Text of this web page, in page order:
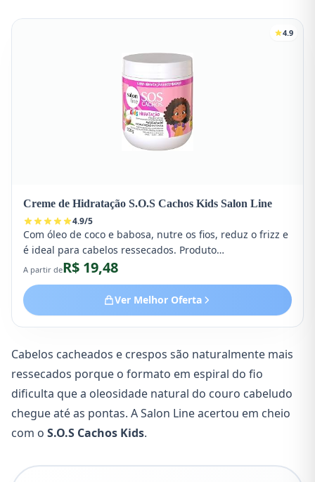
4.9
Creme de Hidratação S.O.S Cachos Kids Salon Line
4.9/5
Com óleo de coco e babosa, nutre os fios, reduz o frizz e
é ideal para cabelos ressecados. Produto
dermatologicamente testado.
A partir deR$ 19,48
Ver Melhor Oferta
Cabelos cacheados e crespos são naturalmente mais
ressecados porque o formato em espiral do fio
dificulta que a oleosidade natural do couro cabeludo
chegue até as pontas. A Salon Line acertou em cheio
com o S.O.S Cachos Kids.